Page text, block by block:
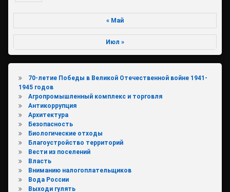
« Май
Июл »
70-летие Победы в Великой Отечественной войне 1941-
1945 годов
Агропромышленный комплекс и торговля
Антикоррупция
Архитектура
Безопасность
Биологические отходы
Благоустройство территорий
Вести из поселений
Власть
Вниманию налогоплательщиков
Вода России
Выходи гулять